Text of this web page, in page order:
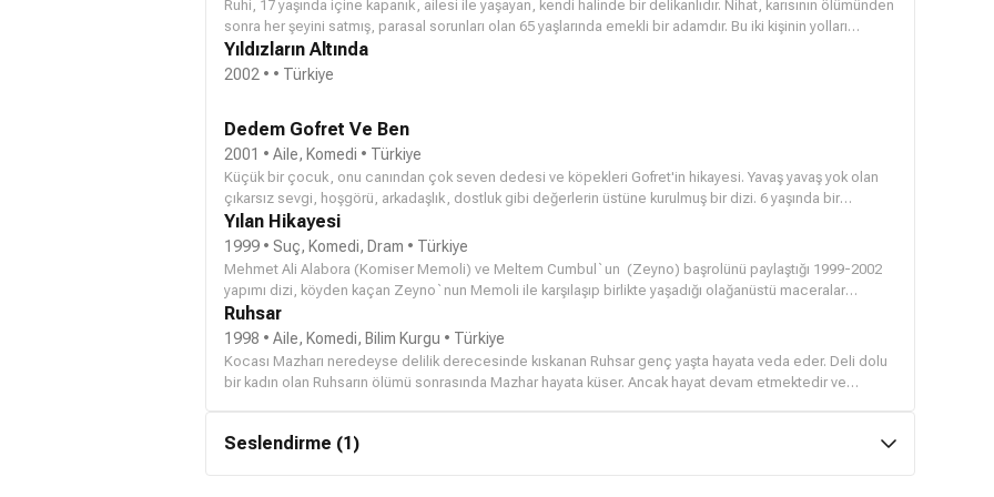
Ruhi, 17 yaşında içine kapanık, ailesi ile yaşayan, kendi halinde bir delikanlıdır. Nihat, karısının ölümünden
sonra her şeyini satmış, parasal sorunları olan 65 yaşlarında emekli bir adamdır. Bu iki kişinin yolları
Bodrum otobüsünde kesişir.Yolculukları sırasında hiç konuşmayan Ruhi ve Nihat, başlarına gelen
hırsızlıktan sonra Bodrum Karakolu’na giderler. Nihat’ ın kardeşi Ümit, Bodrum’ da yaşamakta ve teknecilik
söyleyince, ikili Zagor’un pansiyonuna yerleşir. Timur sorunlu bir tiptir, sıkıntılarını sevgilisi Zeynep’e
yükleyip durur. İlerleyen zamanlarda Zeynep ve Ruhi arasında bir arkadaşlık başlar.Birbirinden ilgisiz ve
problemli insanların durağı olan bu pansiyonda, Tekneci Ümit’in fikirleriyle, herkes yavaş yavaş
değişmeye başlayacaktır.
Yıldızların Altında
2002 • • Türkiye
Dedem Gofret Ve Ben
2001 • Aile, Komedi • Türkiye
Küçük bir çocuk, onu canından çok seven dedesi ve köpekleri Gofret'in hikayesi. Yavaş yavaş yok olan
çıkarsız sevgi, hoşgörü, arkadaşlık, dostluk gibi değerlerin üstüne kurulmuş bir dizi. 6 yaşında bir
çocuğun haylazlığını, dedesinin sevgisini ve çocuklarından ayrı kalmış bir ana-babanın özlemini
birleştiren Dedem, Gofret ve Ben, yaşam koşullarını iyileştirmek için kendilerini yok olma sürecine sokan
insanların aymazlığını anlatıyor. Dizide günümüzün acımasız sosyolojik ve ekonomik gerçekleri, hümanist
ve yürekli bir dedenin gönül duvarına çarpıyor.
Yılan Hikayesi
1999 • Suç, Komedi, Dram • Türkiye
Mehmet Ali Alabora (Komiser Memoli) ve Meltem Cumbul`un (Zeyno) başrolünü paylaştığı 1999-2002
yapımı dizi, köyden kaçan Zeyno`nun Memoli ile karşılaşıp birlikte yaşadığı olağanüstü maceralar
anlatıyor.
Ruhsar
1998 • Aile, Komedi, Bilim Kurgu • Türkiye
Kocası Mazharı neredeyse delilik derecesinde kıskanan Ruhsar genç yaşta hayata veda eder. Deli dolu
bir kadın olan Ruhsarın ölümü sonrasında Mazhar hayata küser. Ancak hayat devam etmektedir ve
birdenbire yeniden hayatına giren Ruhsarı kolaylıkla kabullenir ama çevresine de bunu hissettirmemek
Seslendirme (1)